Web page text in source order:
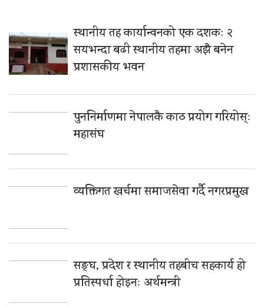
स्थानीय तह कार्यान्वनको एक दशकः २
सयभन्दा बढी स्थानीय तहमा अझै बनेन
प्रशासकीय भवन
पुननिर्माणमा नेपालकै काठ प्रयोग गरियोस्ः
महासंघ
व्यक्तिगत खर्चमा समाजसेवा गर्दै नगरप्रमुख
सङ्घ, प्रदेश र स्थानीय तहबीच सहकार्य हो
प्रतिस्पर्धा होइनः अर्थमन्त्री